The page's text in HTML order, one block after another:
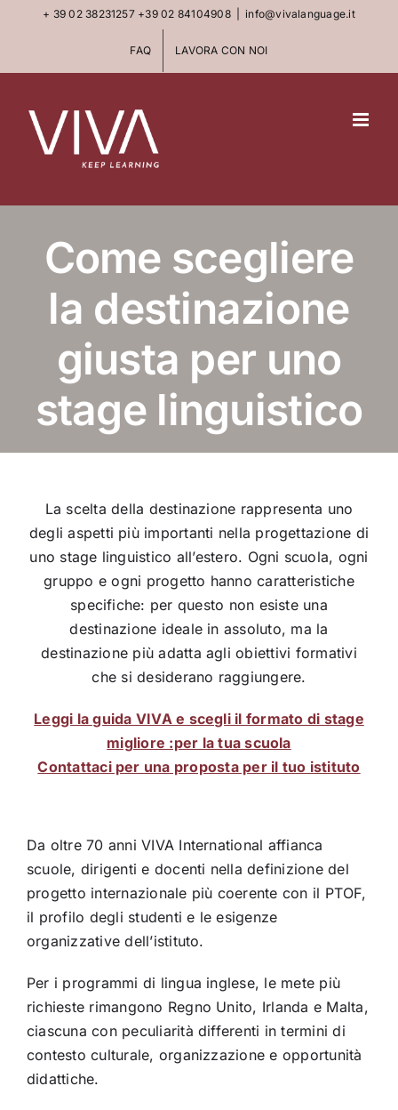
+ 39 02 38231257 +39 02 84104908 info@vivalanguage.it
FAQ LAVORA CON NOI
Come scegliere
la destinazione
giusta per uno
stage linguistico
La scelta della destinazione rappresenta uno
degli aspetti più importanti nella progettazione di
uno stage linguistico all’estero. Ogni scuola, ogni
gruppo e ogni progetto hanno caratteristiche
specifiche: per questo non esiste una
destinazione ideale in assoluto, ma la
destinazione più adatta agli obiettivi formativi
che si desiderano raggiungere.
Leggi la guida VIVA e scegli il formato di stage
migliore :per la tua scuola
Contattaci per una proposta per il tuo istituto
Da oltre 70 anni VIVA International affianca
scuole, dirigenti e docenti nella definizione del
progetto internazionale più coerente con il PTOF,
il profilo degli studenti e le esigenze
organizzative dell’istituto.
Per i programmi di lingua inglese, le mete più
richieste rimangono Regno Unito, Irlanda e Malta,
ciascuna con peculiarità differenti in termini di
contesto culturale, organizzazione e opportunità
didattiche.